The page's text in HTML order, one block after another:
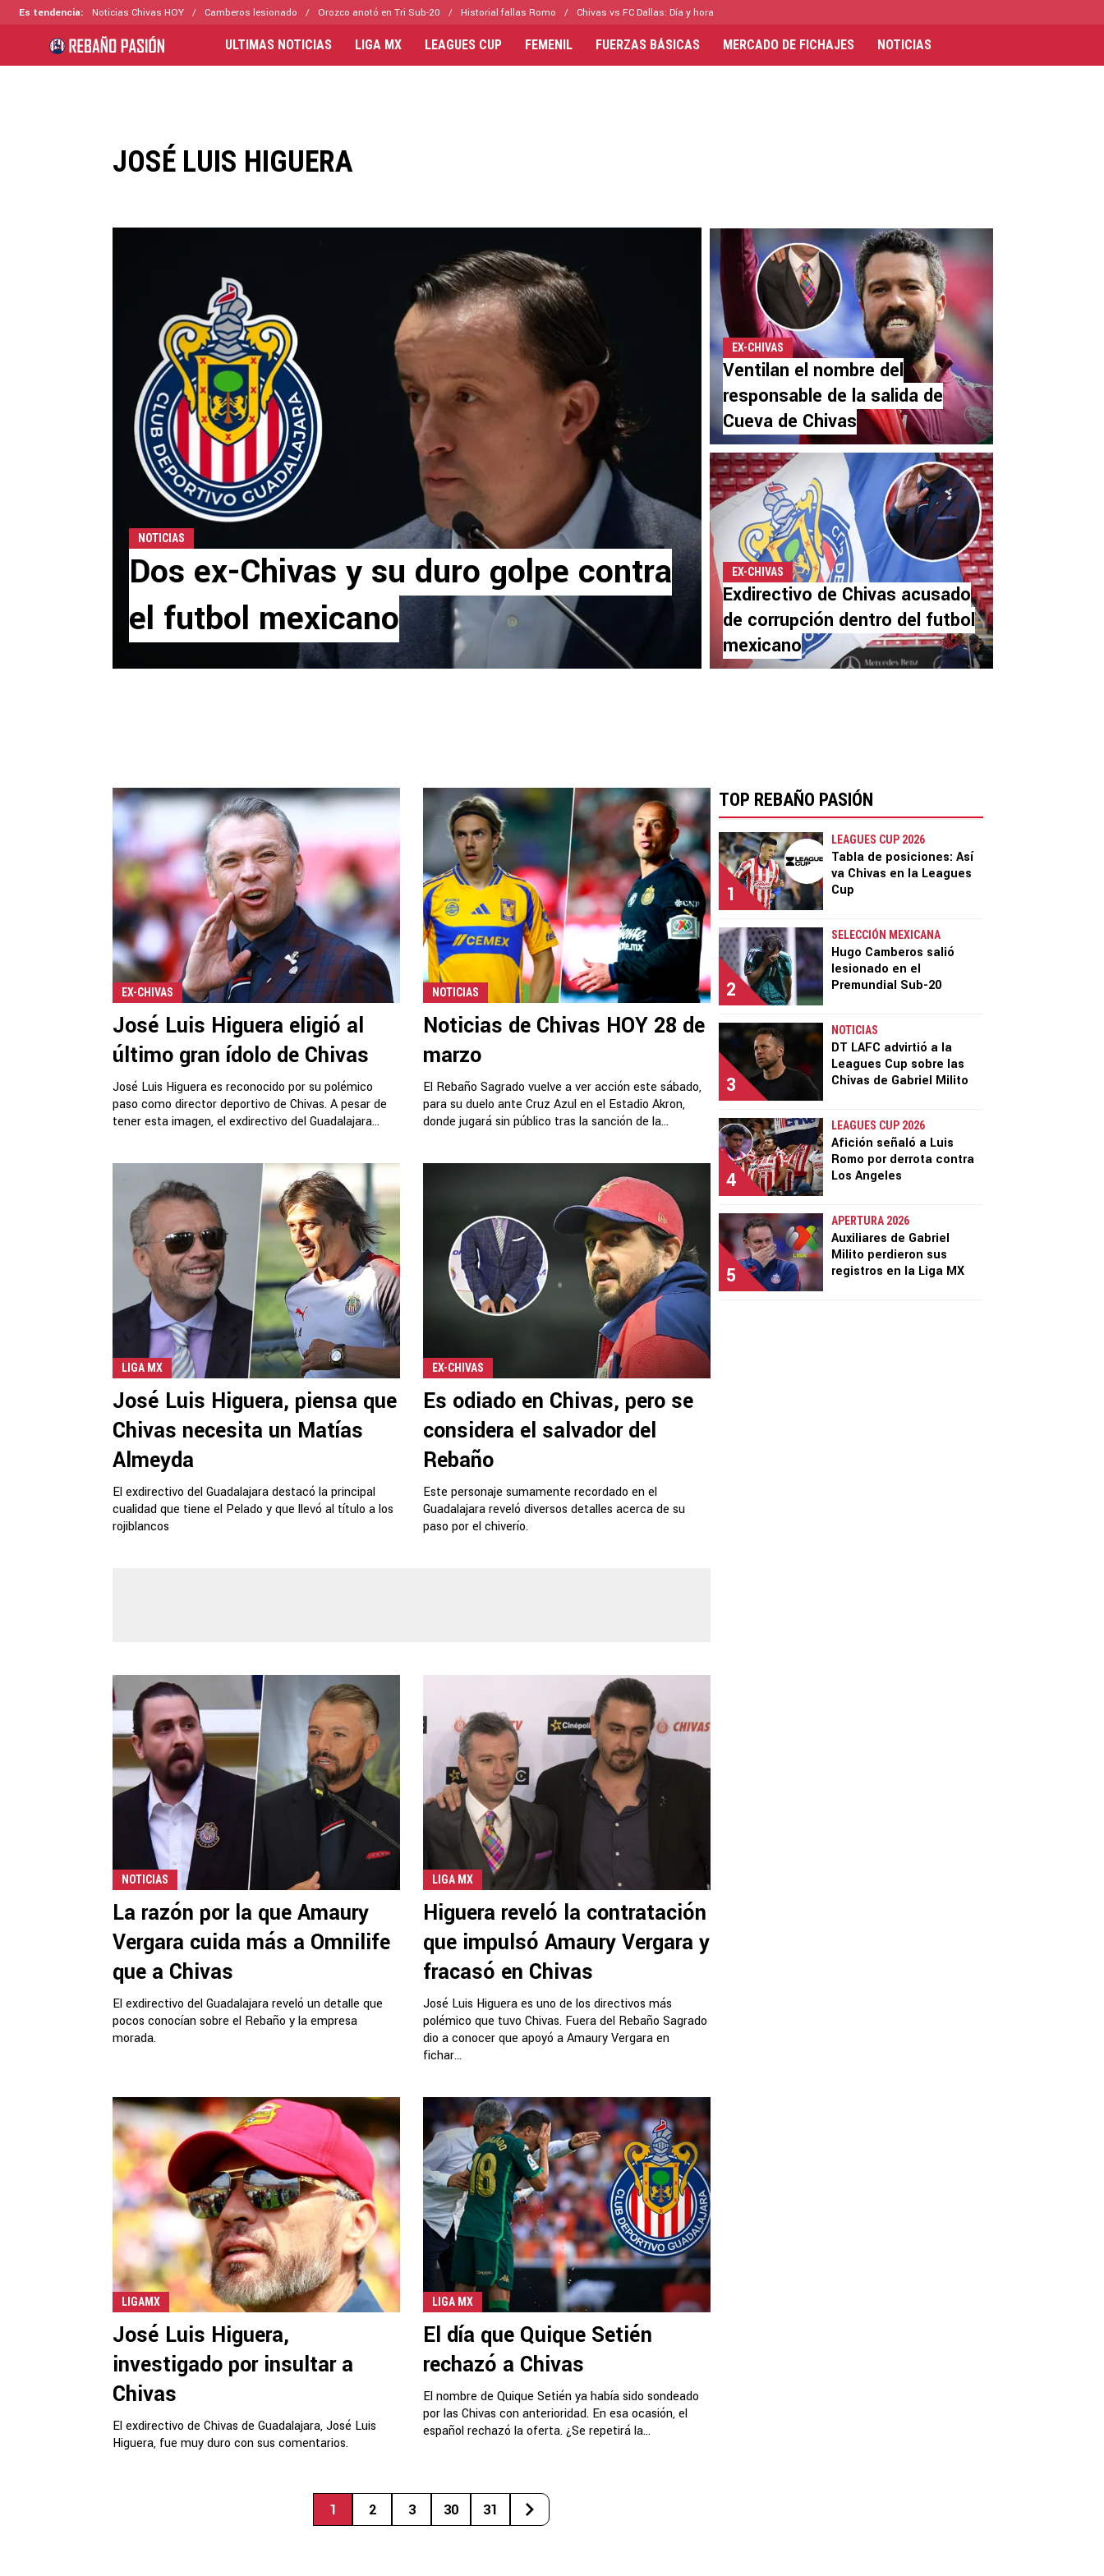
Es tendencia: Noticias Chivas HOY Camberos lesionado Orozco anotó en Tri Sub-20 Historial fallas Romo Chivas vs FC Dallas: Día y hora
ULTIMAS NOTICIAS LIGA MX LEAGUES CUP FEMENIL FUERZAS BÁSICAS MERCADO DE FICHAJES NOTICIAS
JOSÉ LUIS HIGUERA
NOTICIAS
Dos ex-Chivas y su duro golpe contra
el futbol mexicano
EX-CHIVAS
Ventilan el nombre del
responsable de la salida de
Cueva de Chivas
EX-CHIVAS
Exdirectivo de Chivas acusado
de corrupción dentro del futbol
mexicano
EX-CHIVAS
José Luis Higuera eligió al
último gran ídolo de Chivas
José Luis Higuera es reconocido por su polémico
paso como director deportivo de Chivas. A pesar de
tener esta imagen, el exdirectivo del Guadalajara...
NOTICIAS
Noticias de Chivas HOY 28 de
marzo
El Rebaño Sagrado vuelve a ver acción este sábado,
para su duelo ante Cruz Azul en el Estadio Akron,
donde jugará sin público tras la sanción de la...
LIGA MX
José Luis Higuera, piensa que
Chivas necesita un Matías
Almeyda
El exdirectivo del Guadalajara destacó la principal
cualidad que tiene el Pelado y que llevó al título a los
rojiblancos
EX-CHIVAS
Es odiado en Chivas, pero se
considera el salvador del
Rebaño
Este personaje sumamente recordado en el
Guadalajara reveló diversos detalles acerca de su
paso por el chiverío.
NOTICIAS
La razón por la que Amaury
Vergara cuida más a Omnilife
que a Chivas
El exdirectivo del Guadalajara reveló un detalle que
pocos conocían sobre el Rebaño y la empresa
morada.
LIGA MX
Higuera reveló la contratación
que impulsó Amaury Vergara y
fracasó en Chivas
José Luis Higuera es uno de los directivos más
polémico que tuvo Chivas. Fuera del Rebaño Sagrado
dio a conocer que apoyó a Amaury Vergara en
fichar...
LIGAMX
José Luis Higuera,
investigado por insultar a
Chivas
El exdirectivo de Chivas de Guadalajara, José Luis
Higuera, fue muy duro con sus comentarios.
LIGA MX
El día que Quique Setién
rechazó a Chivas
El nombre de Quique Setién ya había sido sondeado
por las Chivas con anterioridad. En esa ocasión, el
español rechazó la oferta. ¿Se repetirá la...
1 2 3 30 31
TOP REBAÑO PASIÓN
1
LEAGUES CUP 2026
Tabla de posiciones: Así
va Chivas en la Leagues
Cup
2
SELECCIÓN MEXICANA
Hugo Camberos salió
lesionado en el
Premundial Sub-20
3
NOTICIAS
DT LAFC advirtió a la
Leagues Cup sobre las
Chivas de Gabriel Milito
4
LEAGUES CUP 2026
Afición señaló a Luis
Romo por derrota contra
Los Angeles
5
APERTURA 2026
Auxiliares de Gabriel
Milito perdieron sus
registros en la Liga MX